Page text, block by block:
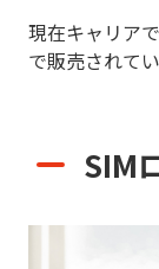
現在キャリア
で販売されてい
SIM